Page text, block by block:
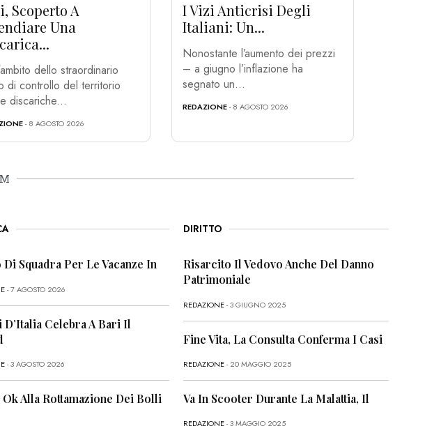
Scoperto A
Una
dello straordinario
di controllo del territorio
discariche...
- 8 AGOSTO 2026
I Vizi Anticrisi Degli
Italiani: Un...
Nonostante l’aumento dei prezzi
– a giugno l’inflazione ha
segnato un...
REDAZIONE- 8 AGOSTO 2026
Squadra Per Le Vacanze In
- 7 AGOSTO 2026
Celebra A Bari Il
- 3 AGOSTO 2026
Alla Rottamazione Dei Bolli
DIRITTO
Risarcito Il Vedovo Anche Del Danno
Patrimoniale
REDAZIONE- 3 GIUGNO 2025
Fine Vita, La Consulta Conferma I Casi
REDAZIONE- 20 MAGGIO 2025
Va In Scooter Durante La Malattia, Il
REDAZIONE- 3 MAGGIO 2025